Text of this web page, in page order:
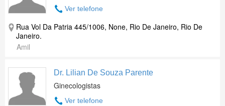
Ver telefone
Rua Vol Da Patria 445/1006, None, Rio De Janeiro, Rio De
Janeiro.
Amil
Dr. Lilian De Souza Parente
Ginecologistas
Ver telefone